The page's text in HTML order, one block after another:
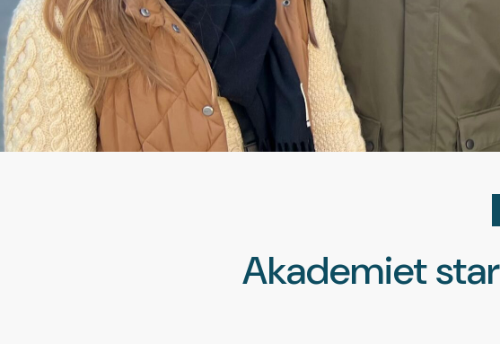
Akademiet